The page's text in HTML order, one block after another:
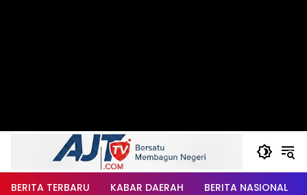
BERITA TERBARU KABAR DAERAH BERITA NASIONAL